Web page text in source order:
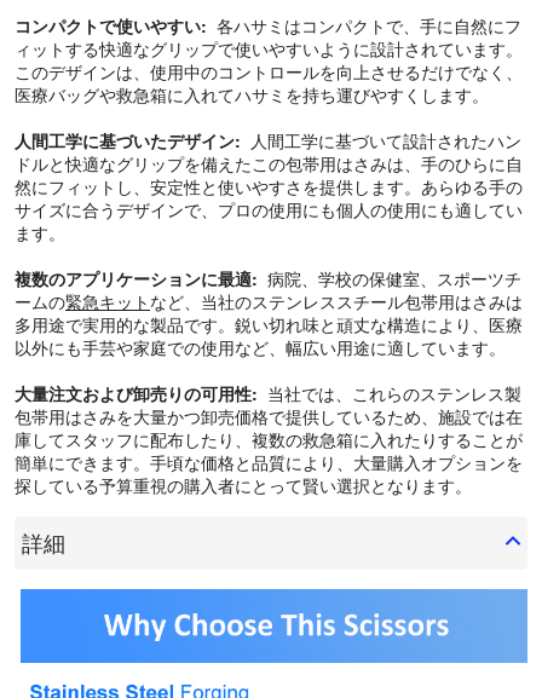
コンパクトで使いやすい: 各ハサミはコンパクトで、手に自然にフ
ィットする快適なグリップで使いやすいように設計されています。
このデザインは、使用中のコントロールを向上させるだけでなく、
医療バッグや救急箱に入れてハサミを持ち運びやすくします。
人間工学に基づいたデザイン: 人間工学に基づいて設計されたハン
ドルと快適なグリップを備えたこの包帯用はさみは、手のひらに自
然にフィットし、安定性と使いやすさを提供します。あらゆる手の
サイズに合うデザインで、プロの使用にも個人の使用にも適してい
ます。
複数のアプリケーションに最適: 病院、学校の保健室、スポーツチ
ームの緊急キット など、当社のステンレススチール包帯用はさみは
多用途で実用的な製品です。鋭い切れ味と頑丈な構造により、医療
以外にも手芸や家庭での使用など、幅広い用途に適しています。
大量注文および卸売りの可用性: 当社では、これらのステンレス製
包帯用はさみを大量かつ卸売価格で提供しているため、施設では在
庫してスタッフに配布したり、複数の救急箱に入れたりすることが
簡単にできます。手頃な価格と品質により、大量購入オプションを
探している予算重視の購入者にとって賢い選択となります。
詳細